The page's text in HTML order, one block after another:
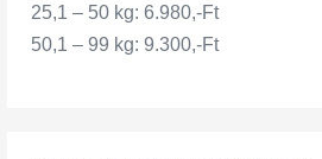
25,1 – 50 kg: 6.980,-Ft
50,1 – 99 kg: 9.300,-Ft